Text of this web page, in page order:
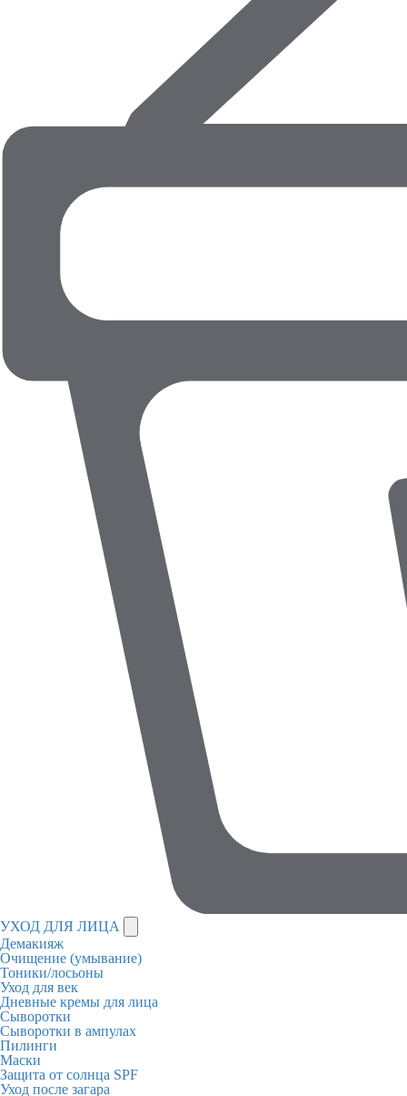
УХОД ДЛЯ ЛИЦА
Демакияж
Очищение (умывание)
Тоники/лосьоны
Уход для век
Дневные кремы для лица
Сыворотки
Сыворотки в ампулах
Пилинги
Маски
Защита от солнца SPF
Уход после загара